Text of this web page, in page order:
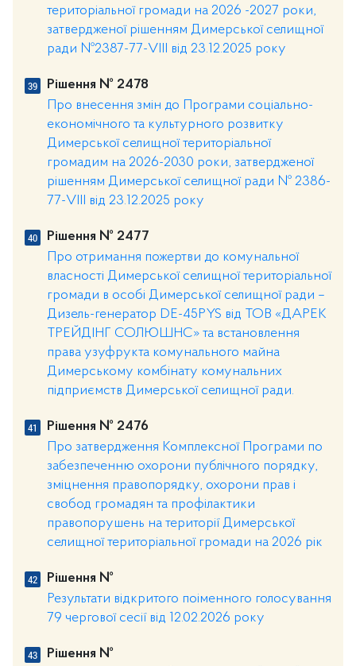
територіальної громади на 2026 -2027 роки,
затвердженої рішенням Димерської селищної
ради №2387-77-VІІІ від 23.12.2025 року
Рішення № 2478
Про внесення змін до Програми соціально-
економічного та культурного розвитку
Димерської селищної територіальної
громадим на 2026-2030 роки, затвердженої
рішенням Димерської селищної ради № 2386-
77-VІІІ від 23.12.2025 року
Рішення № 2477
Про отримання пожертви до комунальної
власності Димерської селищної територіальної
громади в особі Димерської селищної ради –
Дизель-генератор DE-45PYS від ТОВ «ДАРЕК
ТРЕЙДІНГ СОЛЮШНС» та встановлення
права узуфрукта комунального майна
Димерському комбінату комунальних
підприємств Димерської селищної ради.
Рішення № 2476
Про затвердження Комплексної Програми по
забезпеченню охорони публічного порядку,
зміцнення правопорядку, охорони прав і
свобод громадян та профілактики
правопорушень на території Димерської
селищної територіальної громади на 2026 рік
Рішення №
Результати відкритого поіменного голосування
79 чергової сесії від 12.02.2026 року
Рішення №